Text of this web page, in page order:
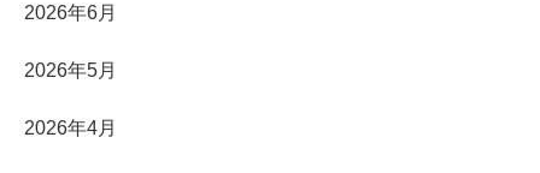
2026年6月
2026年5月
2026年4月